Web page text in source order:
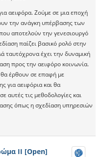
αειφόρα. Ζούμε σε μια εποχή
την ανάγκη υπέρβασης των
αποτελούν την γενεσιουργό
παίζει βασικό ρολό στην
ταυτόχρονα έχει την δυναμική
προς την αειφόρο κοινωνία.
θα έρθουν σε επαφή με
για αειφόρια και θα
αυτές τις μεθοδολογίες και
όπως η σχεδίαση υπηρεσιών
ΙΙ [Open]